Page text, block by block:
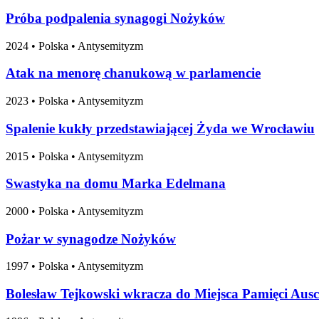
Próba podpalenia synagogi Nożyków
2024 • Polska • Antysemityzm
Atak na menorę chanukową w parlamencie
2023 • Polska • Antysemityzm
Spalenie kukły przedstawiającej Żyda we Wrocławiu
2015 • Polska • Antysemityzm
Swastyka na domu Marka Edelmana
2000 • Polska • Antysemityzm
Pożar w synagodze Nożyków
1997 • Polska • Antysemityzm
Bolesław Tejkowski wkracza do Miejsca Pamięci